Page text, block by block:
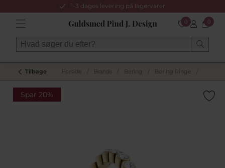
1-3 dages levering på lagervarer
0 0
Tilbage Forside Brands Bering Bering Ringe
Spar 20%